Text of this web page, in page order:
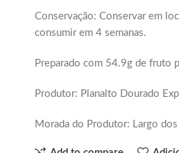
Conservação: Conservar em
consumir em 4 semanas.
Preparado com 54.9g de fruto
Produtor: Planalto Dourado
Morada do Produtor: Largo